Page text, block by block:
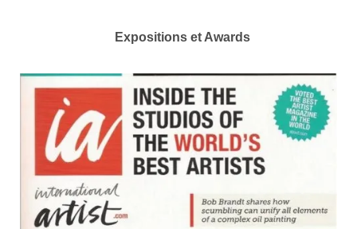
Expositions et Awards